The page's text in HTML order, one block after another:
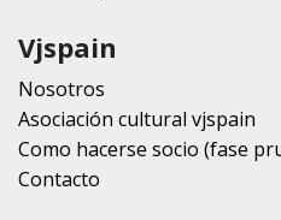
Vjspain
Nosotros
Asociación cultural vjspain
Como hacerse socio (fase
Contacto